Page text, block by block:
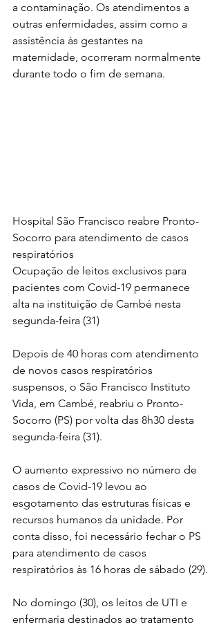
a contaminação. Os atendimentos a
outras enfermidades, assim como a
assistência às gestantes na
maternidade, ocorreram normalmente
durante todo o fim de semana.
Hospital São Francisco reabre Pronto-
Socorro para atendimento de casos
respiratórios
Ocupação de leitos exclusivos para
pacientes com Covid-19 permanece
alta na instituição de Cambé nesta
segunda-feira (31)
Depois de 40 horas com atendimento
de novos casos respiratórios
suspensos, o São Francisco Instituto
Vida, em Cambé, reabriu o Pronto-
Socorro (PS) por volta das 8h30 desta
segunda-feira (31).
O aumento expressivo no número de
casos de Covid-19 levou ao
esgotamento das estruturas físicas e
recursos humanos da unidade. Por
conta disso, foi necessário fechar o PS
para atendimento de casos
respiratórios às 16 horas de sábado (29).
No domingo (30), os leitos de UTI e
enfermaria destinados ao tratamento